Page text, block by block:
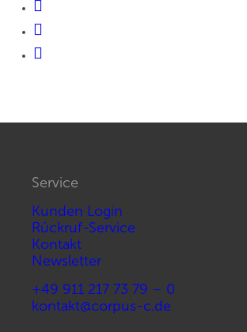
Service
Kunden Login
Rückruf-Service
Kontakt
Newsletter
+49 911 217 73 79 – 0
kontakt@corpus-c.de